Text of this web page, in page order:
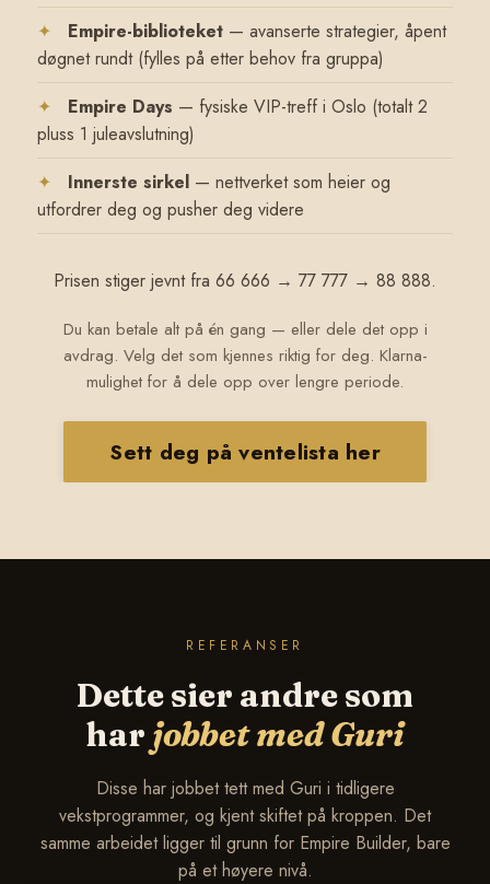
✦ Empire-biblioteket — avanserte strategier, åpent
døgnet rundt (fylles på etter behov fra gruppa)
✦
Empire Days — fysiske VIP-treff i Oslo (totalt 2
pluss 1 juleavslutning)
✦
Innerste sirkel — nettverket som heier og
utfordrer deg og pusher deg videre
Prisen stiger jevnt fra 66 666 → 77 777 → 88 888.
Du kan betale alt på én gang — eller dele det opp i
avdrag. Velg det som kjennes riktig for deg. Klarna-
mulighet for å dele opp over lengre periode.
Sett deg på ventelista her
REFERANSER
Dette sier andre som
har jobbet med Guri
Disse har jobbet tett med Guri i tidligere
vekstprogrammer, og kjent skiftet på kroppen. Det
samme arbeidet ligger til grunn for Empire Builder, bare
på et høyere nivå.